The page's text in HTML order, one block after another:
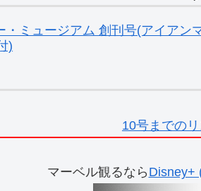
・ミュージアム 創刊号(アイア
)
10号までの
マーベル観るなら Disney+